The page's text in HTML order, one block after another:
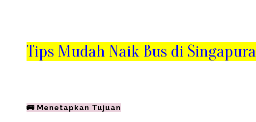
Tips Mudah Naik Bus di Singapura
🚌 Menetapkan Tujuan